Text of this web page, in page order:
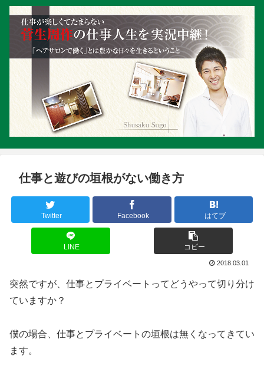
仕事と遊びの垣根がない働き方
Twitter Facebook はてブ
LINE コピー
2018.03.01
突然ですが、仕事とプライベートってどうやって切り分け
ていますか？
僕の場合、仕事とプライベートの垣根は無くなってきてい
ます。